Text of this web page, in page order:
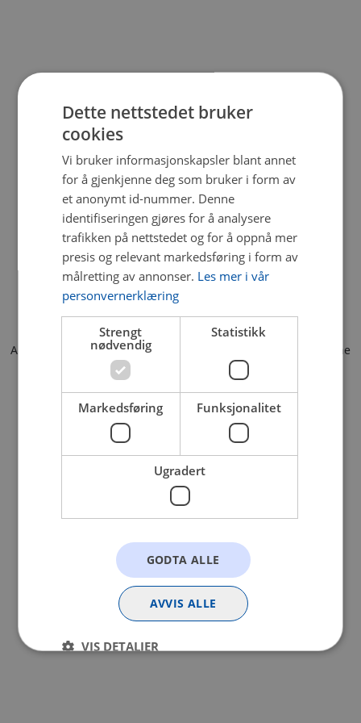
Application error: a client-side exception has occurred (see the
browser console for more information).
Dette nettstedet bruker
cookies
Vi bruker informasjonskapsler blant annet
for å gjenkjenne deg som bruker i form av
et anonymt id-nummer. Denne
identifiseringen gjøres for å analysere
trafikken på nettstedet og for å oppnå mer
presis og relevant markedsføring i form av
målretting av annonser. Les mer i vår
personvernerklæring
Strengt
nødvendig
Statistikk
Markedsføring Funksjonalitet
Ugradert
GODTA ALLE
AVVIS ALLE
VIS DETALJER